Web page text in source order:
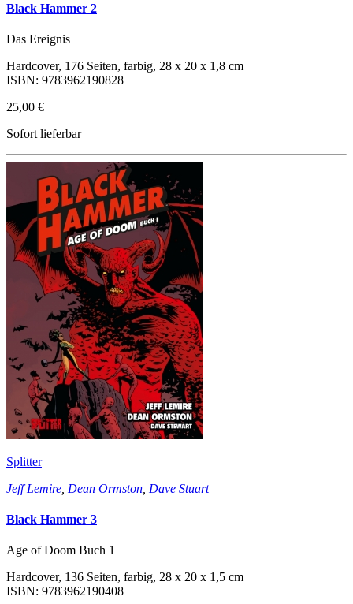
Black Hammer 2
Das Ereignis
Hardcover, 176 Seiten, farbig, 28 x 20 x 1,8 cm
ISBN: 9783962190828
25,00 €
Sofort lieferbar
Splitter
Jeff Lemire Dean Ormston Dave Stuart
Black Hammer 3
Age of Doom Buch 1
Hardcover, 136 Seiten, farbig, 28 x 20 x 1,5 cm
ISBN: 9783962190408